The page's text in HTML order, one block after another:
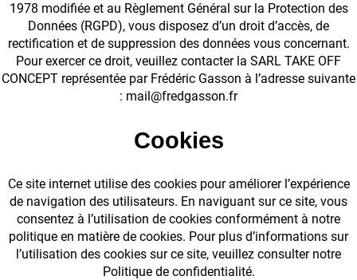
1978 modifiée et au Règlement Général sur la Protection des
Données (RGPD), vous disposez d’un droit d’accès, de
rectification et de suppression des données vous concernant.
Pour exercer ce droit, veuillez contacter la SARL TAKE OFF
CONCEPT représentée par Frédéric Gasson à l’adresse suivante
: mail@fredgasson.fr
Cookies
Ce site internet utilise des cookies pour améliorer l’expérience
de navigation des utilisateurs. En naviguant sur ce site, vous
consentez à l’utilisation de cookies conformément à notre
politique en matière de cookies. Pour plus d’informations sur
l’utilisation des cookies sur ce site, veuillez consulter notre
Politique de confidentialité.